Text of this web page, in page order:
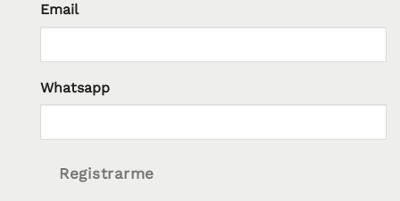
Email
Whatsapp
Registrarme